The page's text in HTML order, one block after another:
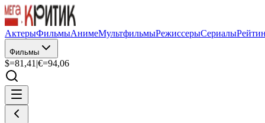
АктерыФильмыАнимеМультфильмыРежиссерыСериалы
Фильмы
$=81,41 |€=94,06